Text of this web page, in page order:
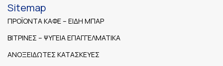
Sitemap
ΠΡΟΪΟΝΤΑ ΚΑΦΕ – ΕΙΔΗ ΜΠΑΡ
ΒΙΤΡΙΝΕΣ – ΨΥΓΕΙΑ ΕΠΑΓΓΕΛΜΑΤΙΚΑ
ΑΝΟΞΕΙΔΩΤΕΣ ΚΑΤΑΣΚΕΥΕΣ